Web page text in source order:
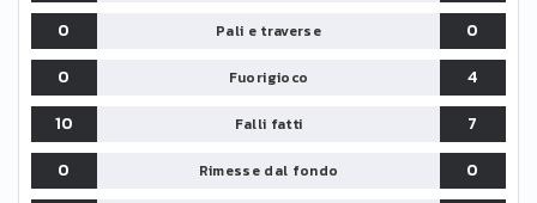
0 Pali e traverse
0
0
Fuorigioco
4
10
Falli fatti
7
0
Rimesse dal fondo
0